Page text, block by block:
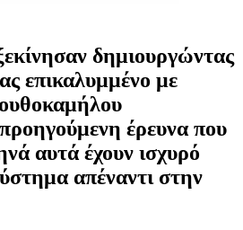
δημιουργώντας
επικαλυμμένο με
έρευνα που
αυτά έχουν ισχυρό
απέναντι στην